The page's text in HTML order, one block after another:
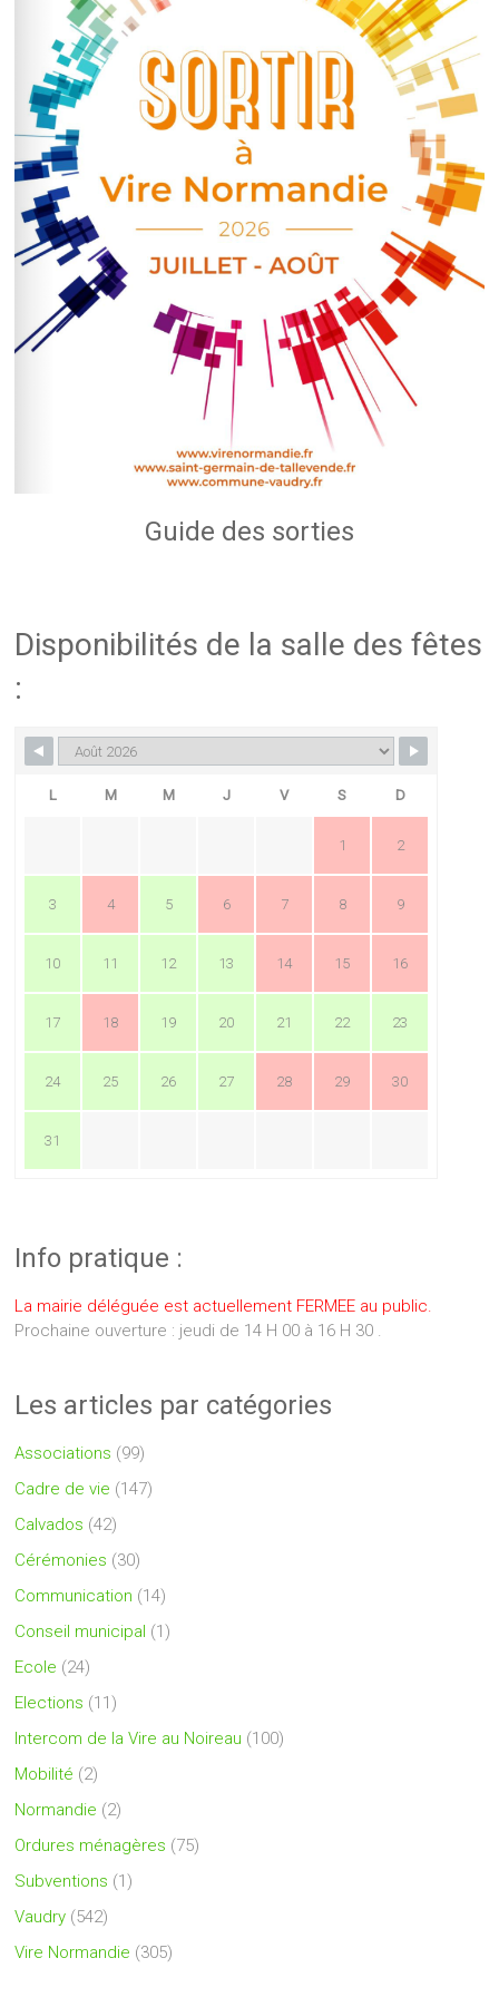
Guide des sorties
Disponibilités de la salle des fêtes
:
L M M J V S D
1 2
3 4 5 6 7 8 9
10 11 12 13 14 15 16
17 18 19 20 21 22 23
24 25 26 27 28 29 30
31
Info pratique :
La mairie déléguée est actuellement FERMEE au public.
Prochaine ouverture : jeudi de 14 H 00 à 16 H 30 .
Les articles par catégories
Associations (99)
Cadre de vie (147)
Calvados (42)
Cérémonies (30)
Communication (14)
Conseil municipal (1)
Ecole (24)
Elections (11)
Intercom de la Vire au Noireau (100)
Mobilité (2)
Normandie (2)
Ordures ménagères (75)
Subventions (1)
Vaudry (542)
Vire Normandie (305)